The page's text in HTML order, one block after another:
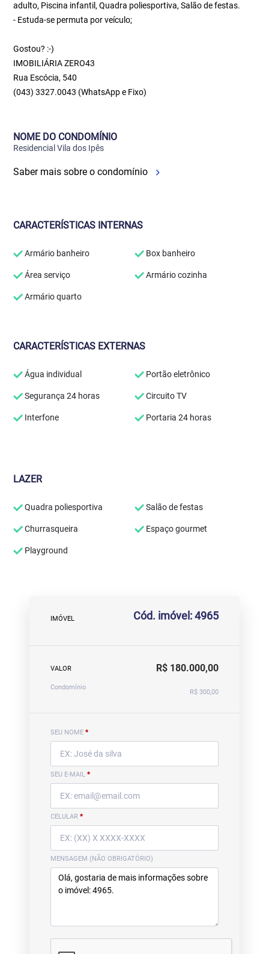
adulto, Piscina infantil, Quadra poliesportiva, Salão de festas.
- Estuda-se permuta por veículo;
Gostou? :-)
IMOBILIÁRIA ZERO43
Rua Escócia, 540
(043) 3327.0043 (WhatsApp e Fixo)
NOME DO CONDOMÍNIO
Residencial Vila dos Ipês
Saber mais sobre o condomínio
CARACTERÍSTICAS INTERNAS
Armário banheiro Box banheiro
Área serviço Armário cozinha
Armário quarto
CARACTERÍSTICAS EXTERNAS
Água individual Portão eletrônico
Segurança 24 horas Circuito TV
Interfone Portaria 24 horas
LAZER
Quadra poliesportiva Salão de festas
Churrasqueira Espaço gourmet
Playground
IMÓVEL Cód. imóvel: 4965
VALOR R$ 180.000,00
Condomínio
R$ 300,00
SEU NOME *
SEU E-MAIL *
CELULAR *
MENSAGEM (NÃO OBRIGATÓRIO)